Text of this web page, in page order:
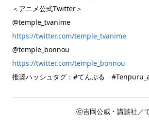
＜アニメ公式Twitter＞
@temple_tvanime
https://twitter.com/temple_tvanime
@temple_bonnou
https://twitter.com/temple_bonnou
推奨ハッシュタグ：#てんぷる
ⓒ吉岡公威・講談社／